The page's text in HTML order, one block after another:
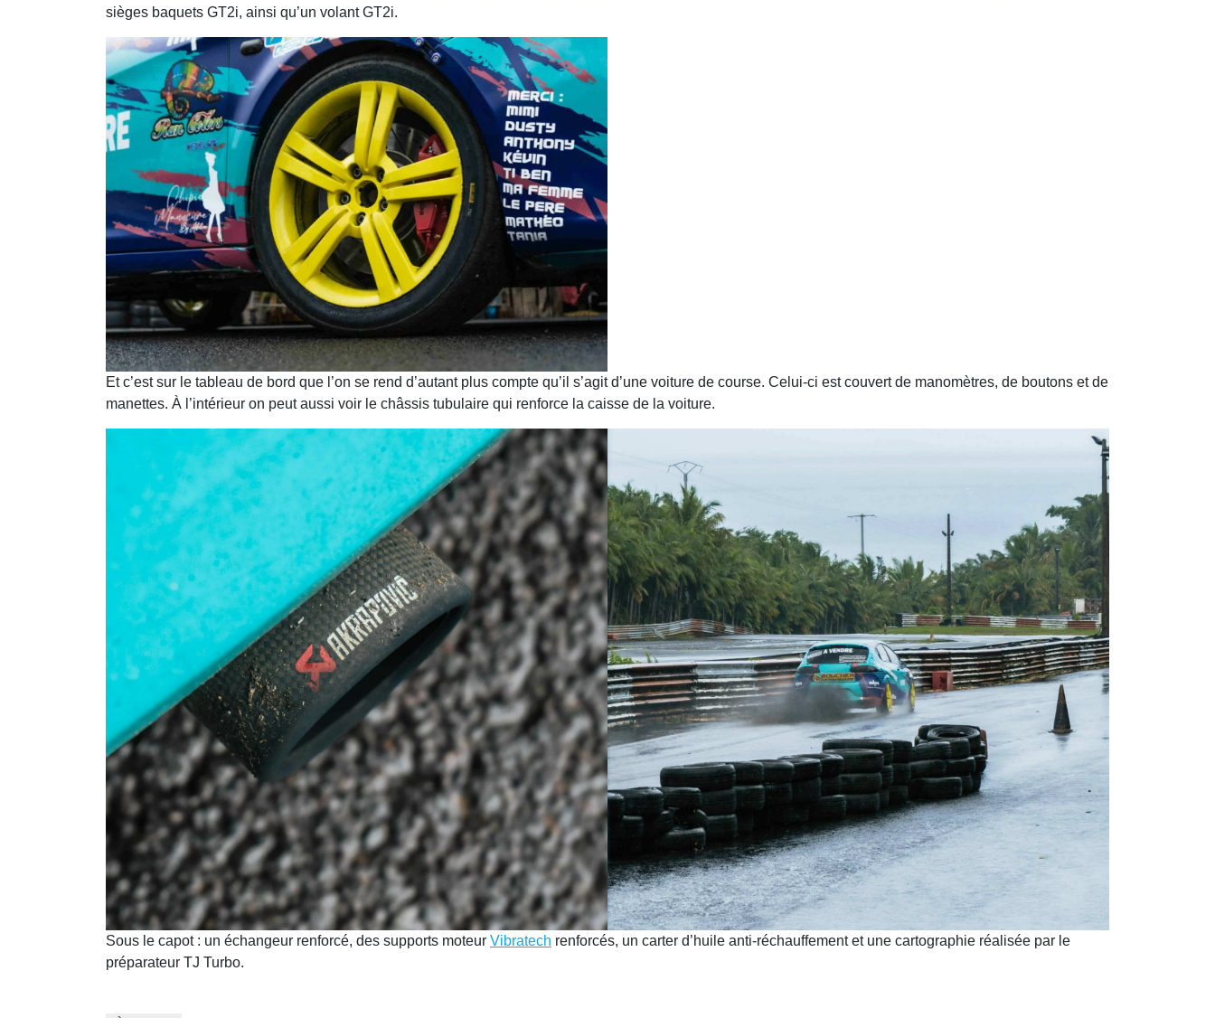
sièges baquets GT2i, ainsi qu’un volant GT2i.
Et c’est sur le tableau de bord que l’on se rend d’autant plus compte qu’il s’agit d’une voiture de course. Celui-ci est couvert de manomètres, de boutons et de
manettes. À l’intérieur on peut aussi voir le châssis tubulaire qui renforce la caisse de la voiture.
Sous le capot : un échangeur renforcé, des supports moteur Vibratech renforcés, un carter d’huile anti-réchauffement et une cartographie réalisée par le
préparateur TJ Turbo.